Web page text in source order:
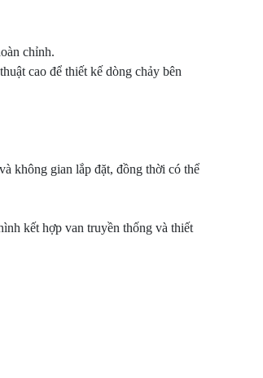
chỉnh.
cao để thiết kế dòng chảy bên
không gian lắp đặt, đồng thời có thể
kết hợp van truyền thống và thiết